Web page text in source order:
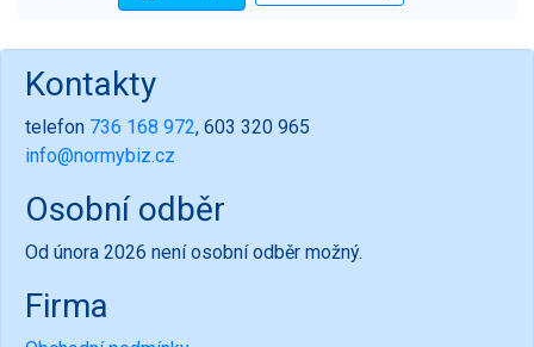
Kontakty
telefon 736 168 972, 603 320 965
info@normybiz.cz
Osobní odběr
Od února 2026 není osobní odběr možný.
Firma